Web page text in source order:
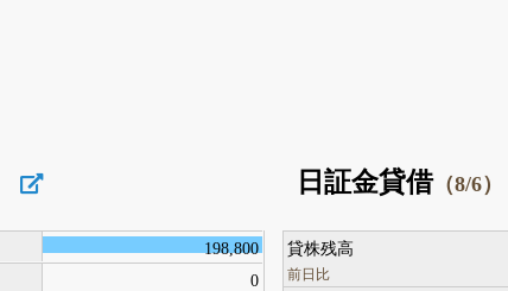
198,800
0
日証金貸借（8/6）
貸株残高
前日比